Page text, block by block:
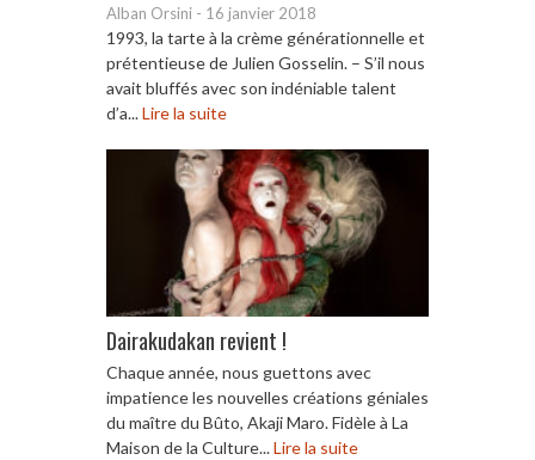
Alban Orsini - 16 janvier 2018
1993, la tarte à la crème générationnelle et
prétentieuse de Julien Gosselin. – S’il nous
avait bluffés avec son indéniable talent
d’a...Lire la suite
Dairakudakan revient !
Chaque année, nous guettons avec
impatience les nouvelles créations géniales
du maître du Bûto, Akaji Maro. Fidèle à La
Maison de la Culture...Lire la suite